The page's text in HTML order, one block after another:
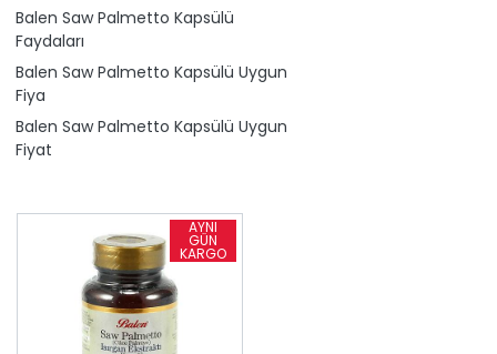
Balen Saw Palmetto Kapsülü
Faydaları
Balen Saw Palmetto Kapsülü Uygun
Fiya
Balen Saw Palmetto Kapsülü Uygun
Fiyat